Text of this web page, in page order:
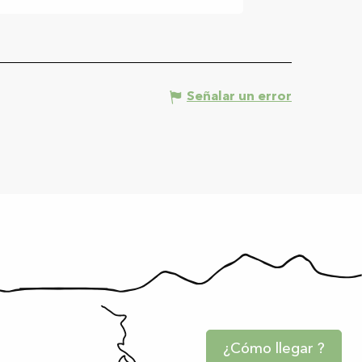
Señalar un error
¿Cómo llegar ?